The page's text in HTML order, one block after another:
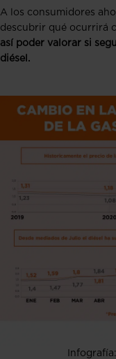
A los consumidores
descubrir qué ocurrirá
así poder valorar si
diésel.